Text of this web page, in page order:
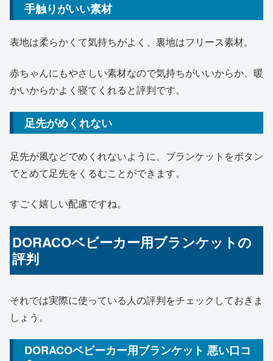
手触りがいい素材
表地は柔らかくて気持ちがよく、裏地はフリース素材。
赤ちゃんにもやさしい素材なので気持ちがいいからか、暖
かいからかよく寝てくれると評判です。
足先がめくれない
足先が風などでめくれないように、ブランケットをボタン
でとめて足先をくるむことができます。
すごく嬉しい配慮ですね。
DORACOベビーカー用ブランケットの
評判
それでは実際に使っている人の評判をチェックしておきま
しょう。
DORACOベビーカー用ブランケット 悪い口コ